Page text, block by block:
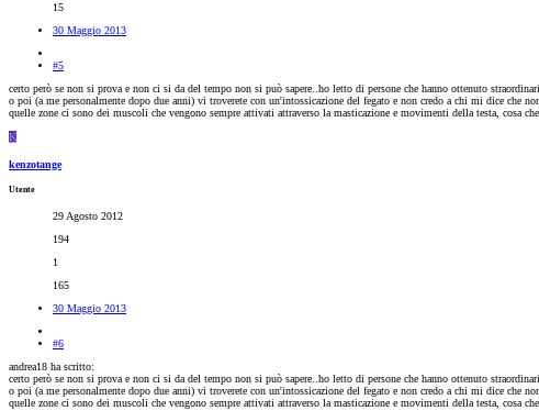
15
30 Maggio 2013
#5
certo però se non si prova e non ci si da del tempo non si può sapere..ho letto di persone che hanno ottenuto
o poi (a me personalmente dopo due anni) vi troverete con un'intossicazione del fegato e non credo a chi mi dice che
quelle zone ci sono dei muscoli che vengono sempre attivati attraverso la masticazione e movimenti della testa, cosa
K
kenzotange
Utente
29 Agosto 2012
194
1
165
30 Maggio 2013
#6
andrea18 ha scritto:
certo però se non si prova e non ci si da del tempo non si può sapere..ho letto di persone che hanno ottenuto
o poi (a me personalmente dopo due anni) vi troverete con un'intossicazione del fegato e non credo a chi mi dice che
quelle zone ci sono dei muscoli che vengono sempre attivati attraverso la masticazione e movimenti della testa, cosa